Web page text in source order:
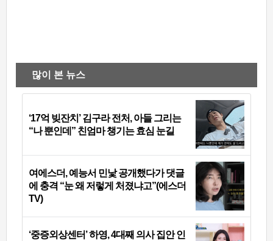
많이 본 뉴스
‘17억 빚잔치’ 김구라 전처, 아들 그리는
“나 뿐인데” 친엄마 챙기는 효심 눈길
여에스더, 예능서 민낯 공개했다가 댓글
에 충격 “눈 왜 저렇게 처졌냐고”(에스더
TV)
‘중증외상센터’ 하영, 4대째 의사 집안 인